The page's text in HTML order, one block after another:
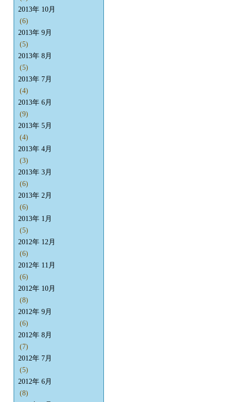
2013年 10月
(6)
2013年 9月
(5)
2013年 8月
(5)
2013年 7月
(4)
2013年 6月
(9)
2013年 5月
(4)
2013年 4月
(3)
2013年 3月
(6)
2013年 2月
(6)
2013年 1月
(5)
2012年 12月
(6)
2012年 11月
(6)
2012年 10月
(8)
2012年 9月
(6)
2012年 8月
(7)
2012年 7月
(5)
2012年 6月
(8)